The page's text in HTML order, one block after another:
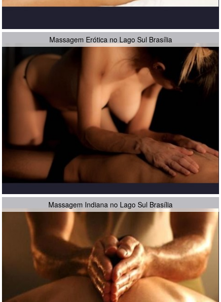
Massagem Erótica no Lago Sul Brasília
Massagem Indiana no Lago Sul Brasília